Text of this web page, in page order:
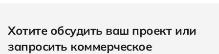
Хотите обсудить ваш проект или
запросить коммерческое